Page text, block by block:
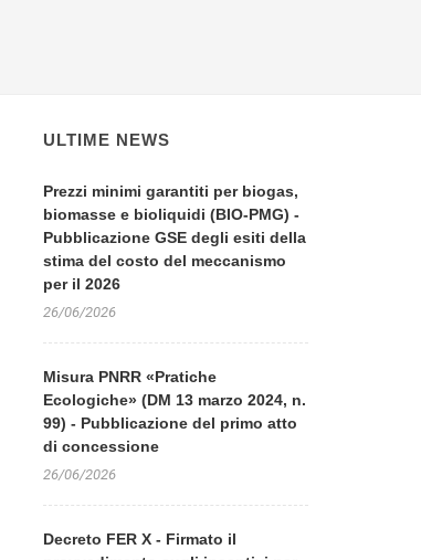
ULTIME NEWS
Prezzi minimi garantiti per biogas,
biomasse e bioliquidi (BIO-PMG) -
Pubblicazione GSE degli esiti della
stima del costo del meccanismo
per il 2026
26/06/2026
Misura PNRR «Pratiche
Ecologiche» (DM 13 marzo 2024, n.
99) - Pubblicazione del primo atto
di concessione
26/06/2026
Decreto FER X - Firmato il